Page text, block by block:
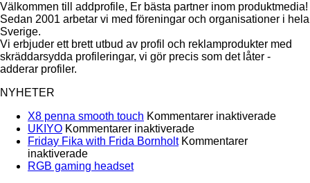
Välkommen till addprofile, Er bästa partner inom produktmedia!
Sedan 2001 arbetar vi med föreningar och organisationer i hela
Sverige.
Vi erbjuder ett brett utbud av profil och reklamprodukter med
skräddarsydda profileringar, vi gör precis som det låter -
adderar profiler.
NYHETER
X8 penna smooth touch Kommentarer inaktiveradeför
UKIYO Kommentarer inaktiveradeför
UKIYO
Friday Fika with Frida Bornholt Kommentarer
inaktiveradeför
Friday
RGB gaming headsetInga